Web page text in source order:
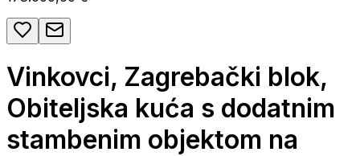
Vinkovci, Zagrebački blok,
Obiteljska kuća s dodatnim
stambenim objektom na